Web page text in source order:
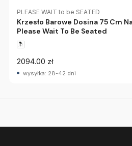
PLEASE WAIT to be SEATED
Krzesło Barowe Dosina 75 Cm
Please Wait To Be Seated
2094.00 zł
wysyłka: 28-42 dni